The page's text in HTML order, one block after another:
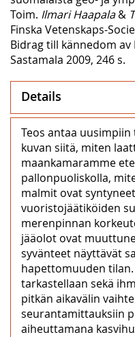
Toim. Ilmari Haapala&
Finska Vetenskaps-
Bidrag till kännedom
Sastamala 2009, 246 s.
Details
Teos antaa
kuvan siitä, miten
maankamaramme
pallonpuoliskolla,
malmit ovat
vuoristojäätiköiden
merenpinnan
jääolot ovat
syvänteet näyttävät
hapettomuuden
tarkastellaan sekä
pitkän aikavälin
seurantamittauksiin
aiheuttamana